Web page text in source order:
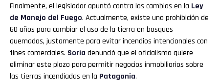
Finalmente, el legislador apuntó contra los cambios en la Ley
de Manejo del Fuego. Actualmente, existe una prohibición de
60 años para cambiar el uso de la tierra en bosques
quemados, justamente para evitar incendios intencionales con
fines comerciales. Soria denunció que el oficialismo quiere
eliminar este plazo para permitir negocios inmobiliarios sobre
las tierras incendiadas en la Patagonia.